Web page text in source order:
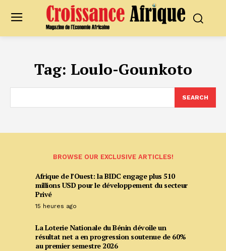
Tag: Loulo-Gounkoto
SEARCH
BROWSE OUR EXCLUSIVE ARTICLES!
Afrique de l’Ouest: la BIDC engage plus 510
millions USD pour le développement du secteur
Privé
15 heures ago
La Loterie Nationale du Bénin dévoile un
résultat net a en progression soutenue de 60%
au premier semestre 2026